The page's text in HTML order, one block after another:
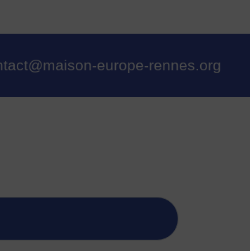
europe-rennes.org